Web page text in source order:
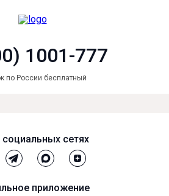
1001-777
по России бесплатный
сетях
приложение